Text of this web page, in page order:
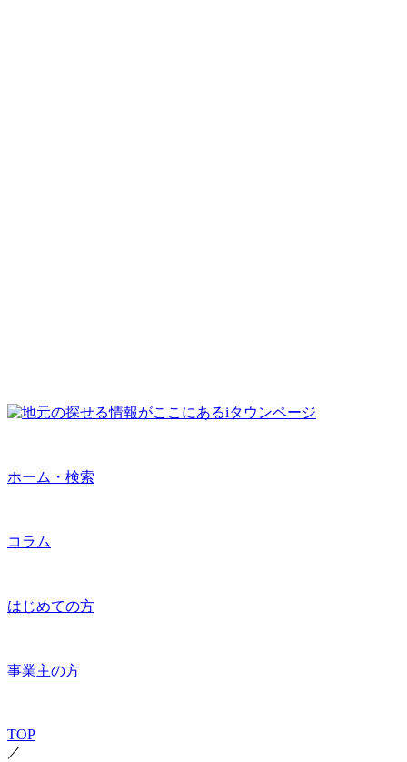
ホーム・検索
コラム
はじめての方
事業主の方
TOP
／